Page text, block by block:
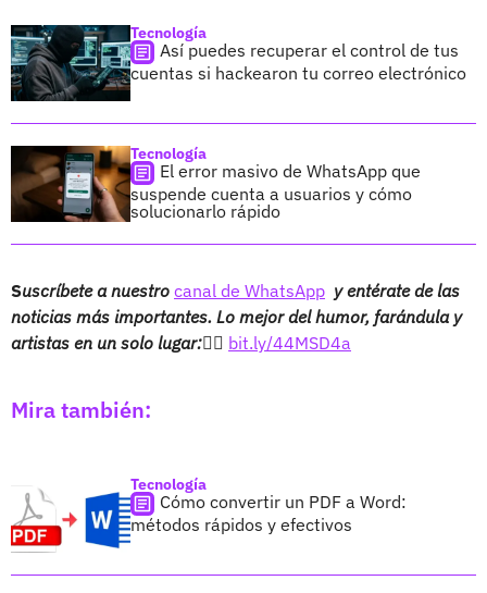
Tecnología
Así puedes recuperar el control de tus
cuentas si hackearon tu correo electrónico
Tecnología
El error masivo de WhatsApp que
suspende cuenta a usuarios y cómo
solucionarlo rápido
Suscríbete a nuestro canal de WhatsApp y entérate de las
noticias más importantes. Lo mejor del humor, farándula y
artistas en un solo lugar:👉🏻 bit.ly/44MSD4a
Mira también:
Tecnología
Cómo convertir un PDF a Word:
métodos rápidos y efectivos